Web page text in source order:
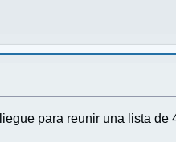
para reunir una lista de